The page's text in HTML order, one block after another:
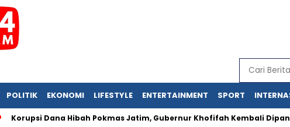
POLITIK EKONOMI LIFESTYLE ENTERTAINMENT SPORT
Dana Hibah Pokmas Jatim, Gubernur Khofifah Kembali